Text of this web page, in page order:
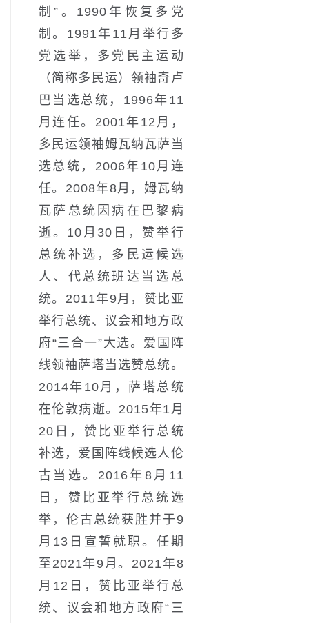
制”。1990年恢复多党
制。1991年11月举行多
党选举，多党民主运动
（简称多民运）领袖奇卢
巴当选总统，1996年11
月连任。2001年12月，
多民运领袖姆瓦纳瓦萨当
选总统，2006年10月连
任。2008年8月，姆瓦纳
瓦萨总统因病在巴黎病
逝。10月30日，赞举行
总统补选，多民运候选
人、代总统班达当选总
统。2011年9月，赞比亚
举行总统、议会和地方政
府“三合一”大选。爱国阵
线领袖萨塔当选赞总统。
2014年10月，萨塔总统
在伦敦病逝。2015年1月
20日，赞比亚举行总统
补选，爱国阵线候选人伦
古当选。2016年8月11
日，赞比亚举行总统选
举，伦古总统获胜并于9
月13日宣誓就职。任期
至2021年9月。2021年8
月12日，赞比亚举行总
统、议会和地方政府“三